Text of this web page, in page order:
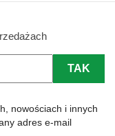
nowościach i innych
adres e-mail